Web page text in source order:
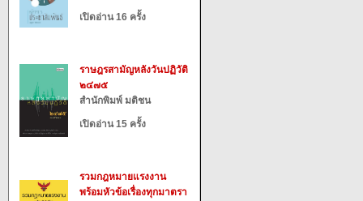
เปิดอ่าน 16 ครั้ง
ราษฎรสามัญหลังวันปฏิวัติ
๒๔๗๕
สำนักพิมพ์ มติชน
เปิดอ่าน 15 ครั้ง
รวมกฎหมายแรงงาน
พร้อมหัวข้อเรื่องทุกมาตรา